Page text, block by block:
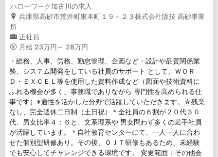
ハローワーク加古川の求人
兵庫県高砂市荒井町東本町１９－２３株式会社阪技 高砂事業
所
正社員
月給 23万円～ 28万円
・総務、人事、労務、勤怠管理、企画など・設計や品質関係業
務、システム開発をしている社員のサポート として、ＷＯＲ
Ｄ・ＥＸＣＥＬ等を使用した資料作成など（図面や技術資料に
ふれる機会が多く、事務職でありながら 専門性を高められる仕
事です）※適性を活かした分野で活躍していただきます。☆残業
なし、完全週休二日制（土日祝）＊全社員の６割が２０代３０
代、男女比率４：６と、文系理系や 男女問わず多くの若手社員
が活躍しています。＊自社教育センターにて、一人一人に合わ
せた個別型研修あり。その後、ＯＪＴ研修もあるため、未経験
でも安心してチャレンジできる環境です。 変更範囲：その他会